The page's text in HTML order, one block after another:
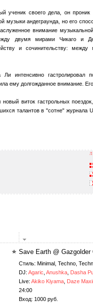
ученик своего дела, он
музыки андеграунда, но его
внимание
двумя мирами Чикаго и
и сочинительству: между
Ли интенсивно
ему долгожданное внимание.
виток гастрольных
талантов в "сотне"
Save Earth @ Gazgolder
Стиль: Minimal, Techno,
DJ: Agaric Anushka Dasha
Live: Akiko Kiyama Daze
24:00
Вход: 1000 руб.